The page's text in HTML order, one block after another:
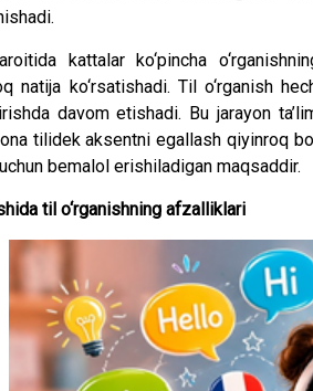
kattalar ko‘pincha
natija ko‘rsatishadi. Til o‘rganish
davom etishadi. Bu jarayon
tilidek aksentni egallash qiyinroq
bemalol erishiladigan maqsaddir.
til o‘rganishning afzalliklari